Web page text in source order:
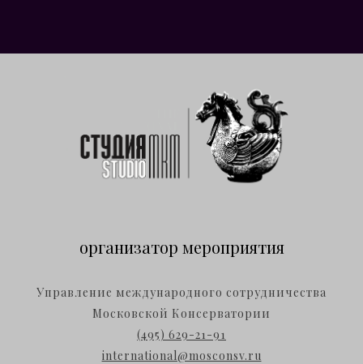
организатор мероприятия
Управление международного сотрудничества
Московской Консерватории
(495) 629-21-91
international@mosconsv.ru